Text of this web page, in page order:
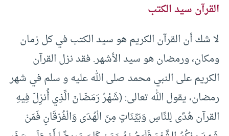
القرآن سيد الكتب
لا شك أن القرآن الكريم هو سيد الكتب في كل زمان
ومكان، ورمضان هو سيد الأشهر. فقد نزل القرآن
الكريم على النبي محمد صلى الله عليه و سلم في شهر
رمضان، يقول الله تعالى: (شَهْرُ رَمَضَانَ الَّذِي أُنزِلَ فِيهِ
القرآن هُدًى لِلنَّاسِ وَبَيِّنَاتٍ مِنَ الْهُدَى وَالْفُرْقَانِ فَمَنْ